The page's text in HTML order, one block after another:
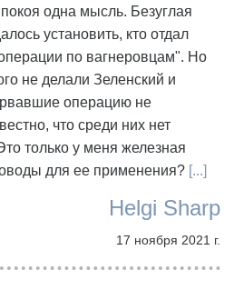
одна мысль. Безуглая
установить, кто отдал
по вагнеровцам". Но
не делали Зеленский и
операцию не
что среди них нет
только у меня железная
для ее применения? [...]
Helgi Sharp
17 ноября 2021 г.